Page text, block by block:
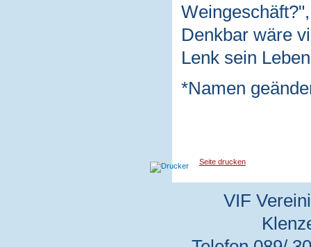
Denkbar wäre
Lenk sein
*Namen
Seite drucken
VIF